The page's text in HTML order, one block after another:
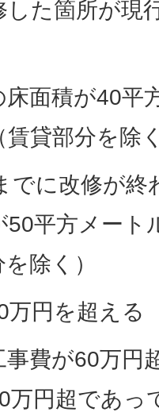
した箇所が現
床面積が40平
貸部分を除
でに改修が終
50平方メート
除く）
万円を超える
費が60万円
万円超であっ